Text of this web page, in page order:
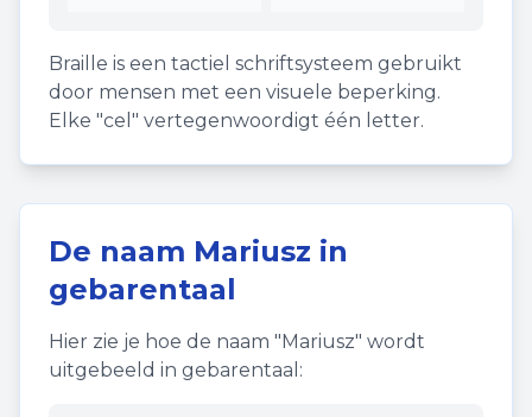
Braille is een tactiel schriftsysteem gebruikt
door mensen met een visuele beperking.
Elke "cel" vertegenwoordigt één letter.
De naam Mariusz in
gebarentaal
Hier zie je hoe de naam "Mariusz" wordt
uitgebeeld in gebarentaal: